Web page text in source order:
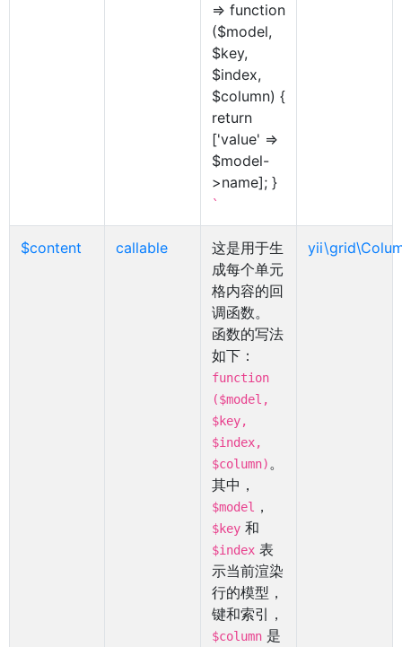
=> function
($model,
$key,
$index,
$column) {
return
['value' =>
$model-
>name]; }
`
$content callable
这是用于生
成每个单元
格内容的回
调函数。
函数的写法
如下：
function
($model,
$key,
$index,
$column)。
其中，
$model ，
$key 和
$index 表
示当前渲染
行的模型，
键和索引，
$column 是